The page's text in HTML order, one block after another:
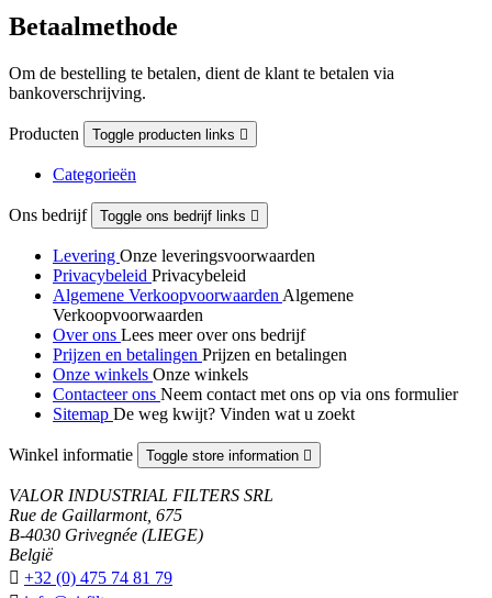
Betaalmethode
Om de bestelling te betalen, dient de klant te betalen via
bankoverschrijving.
Producten Toggle producten links 
Categorieën
Ons bedrijf Toggle ons bedrijf links 
Levering Onze leveringsvoorwaarden
Privacybeleid Privacybeleid
Algemene Verkoopvoorwaarden Algemene
Verkoopvoorwaarden
Over ons Lees meer over ons bedrijf
Prijzen en betalingen Prijzen en betalingen
Onze winkels Onze winkels
Contacteer ons Neem contact met ons op via ons formulier
Sitemap De weg kwijt? Vinden wat u zoekt
Winkel informatie Toggle store information 
VALOR INDUSTRIAL FILTERS SRL
Rue de Gaillarmont, 675
B-4030 Grivegnée (LIEGE)
België
 +32 (0) 475 74 81 79